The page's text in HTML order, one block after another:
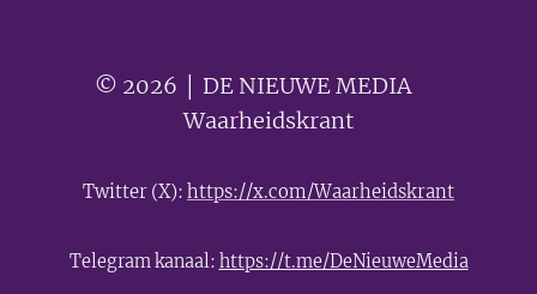
© 2026 │ DE NIEUWE MEDIA 🟣
Waarheidskrant
Twitter (X): https://x.com/Waarheidskrant
Telegram kanaal: https://t.me/DeNieuweMedia